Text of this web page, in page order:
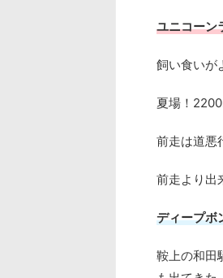
ユニコーン
飼い食いが
夏場！
前走は道悪
前走より出
ディープボ
鞍上の和田